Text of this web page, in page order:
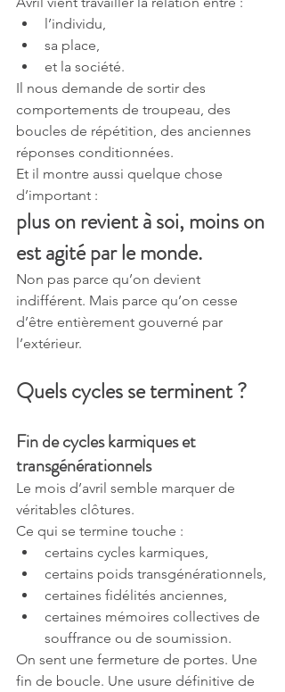
l’individu,
sa place,
et la société.
Il nous demande de sortir des
comportements de troupeau, des
boucles de répétition, des anciennes
réponses conditionnées.
Et il montre aussi quelque chose
d’important :
plus on revient à soi, moins on
est agité par le monde.
Non pas parce qu’on devient
indifférent. Mais parce qu’on cesse
d’être entièrement gouverné par
l’extérieur.
Quels cycles se terminent ?
Fin de cycles karmiques et
transgénérationnels
Le mois d’avril semble marquer de
véritables clôtures.
Ce qui se termine touche :
certains cycles karmiques,
certains poids transgénérationnels,
certaines fidélités anciennes,
certaines mémoires collectives de
souffrance ou de soumission.
On sent une fermeture de portes. Une
fin de boucle. Une usure définitive de